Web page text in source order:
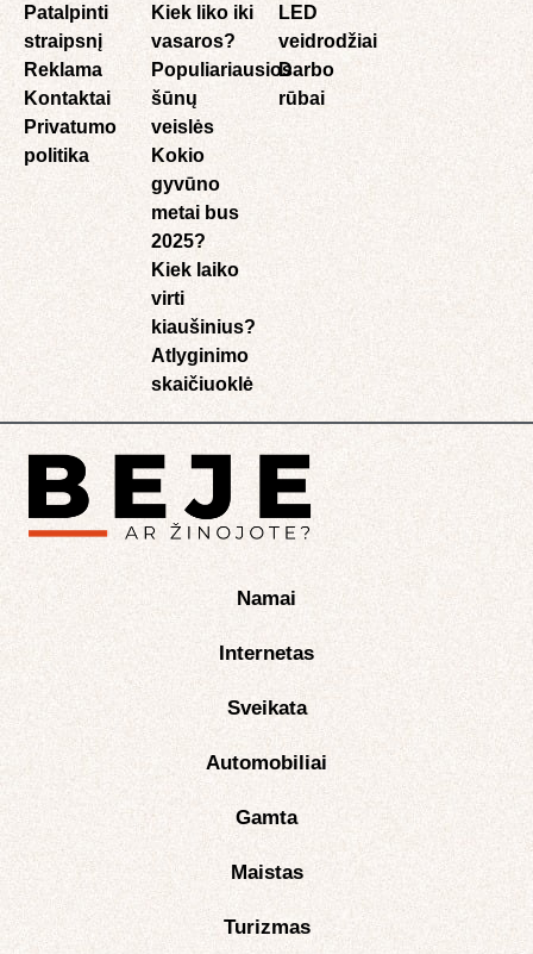
Patalpinti
straipsnį
Reklama
Kontaktai
Privatumo
politika
Kiek liko iki
vasaros?
Populiariausios
šūnų
veislės
Kokio
gyvūno
metai bus
2025?
Kiek laiko
virti
kiaušinius?
Atlyginimo
skaičiuoklė​
LED
veidrodžiai
Darbo
rūbai
Namai
Internetas
Sveikata
Automobiliai
Gamta
Maistas
Turizmas